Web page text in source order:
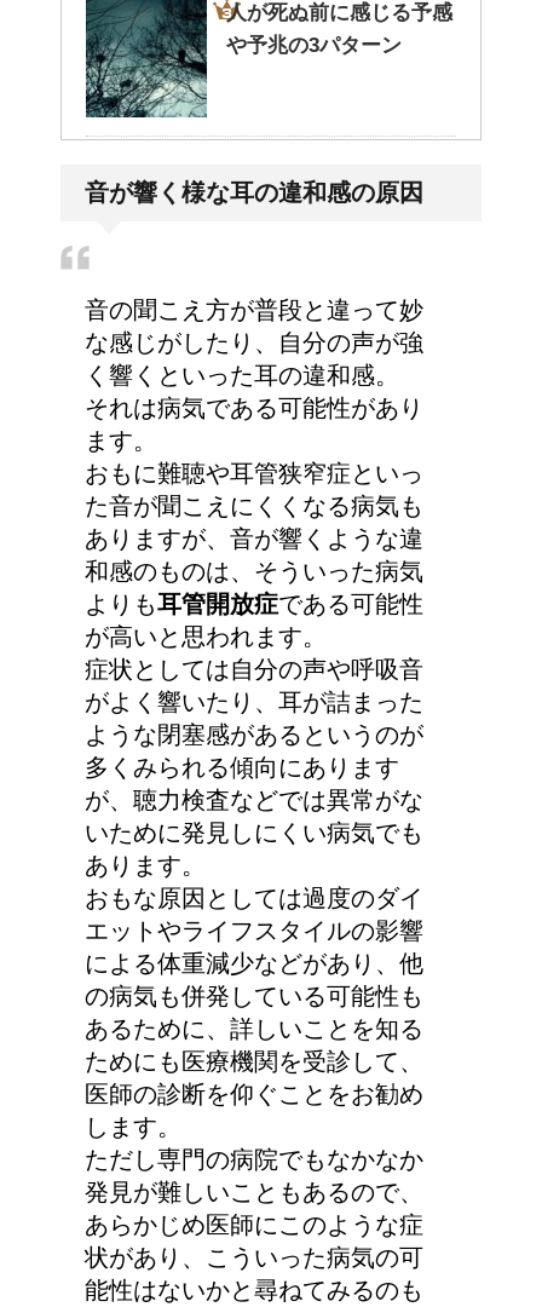
人が死ぬ前に感じる予感
や予兆の3パターン
割れるのか？
猫のゴロゴロ音、急に言
わなくなった理由は何？
音が響く様な耳の違和感の原因
音の聞こえ方が普段と違って妙
な感じがしたり、自分の声が強
く響くといった耳の違和感。
それは病気である可能性があり
ます。
おもに難聴や耳管狭窄症といっ
た音が聞こえにくくなる病気も
ありますが、音が響くような違
和感のものは、そういった病気
よりも耳管開放症である可能性
が高いと思われます。
症状としては自分の声や呼吸音
がよく響いたり、耳が詰まった
ような閉塞感があるというのが
多くみられる傾向にあります
が、聴力検査などでは異常がな
いために発見しにくい病気でも
あります。
おもな原因としては過度のダイ
エットやライフスタイルの影響
による体重減少などがあり、他
の病気も併発している可能性も
あるために、詳しいことを知る
ためにも医療機関を受診して、
医師の診断を仰ぐことをお勧め
します。
ただし専門の病院でもなかなか
発見が難しいこともあるので、
あらかじめ医師にこのような症
状があり、こういった病気の可
能性はないかと尋ねてみるのも